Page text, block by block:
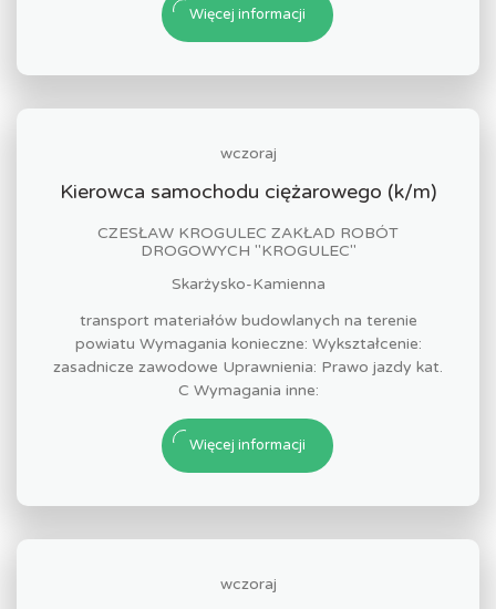
Więcej informacji
wczoraj
Kierowca samochodu ciężarowego (k/m)
CZESŁAW KROGULEC ZAKŁAD ROBÓT
DROGOWYCH "KROGULEC"
Skarżysko-Kamienna
transport materiałów budowlanych na terenie
powiatu Wymagania konieczne: Wykształcenie:
zasadnicze zawodowe Uprawnienia: Prawo jazdy kat.
C Wymagania inne:
Więcej informacji
wczoraj